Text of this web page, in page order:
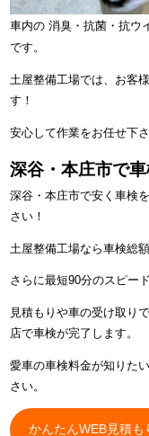
車内の 消臭・抗菌・抗ウ
です。
土屋整備工場では、お客
す！
安心して作業をお任せ下
深谷・本庄市で
深谷・本庄市で安く車検
さい！
土屋整備工場なら車検総
さらに最短90分のスピー
見積もりや車の受け取り
店で車検が完了します。
愛車の車検料金が知りた
さい。
かんたんWEB見積も